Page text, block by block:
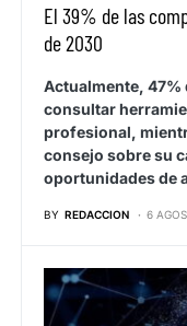
El 39% de las
de 2030
Actualmente, 47%
consultar
profesional,
consejo sobre su
oportunidades de
BY REDACCION 6